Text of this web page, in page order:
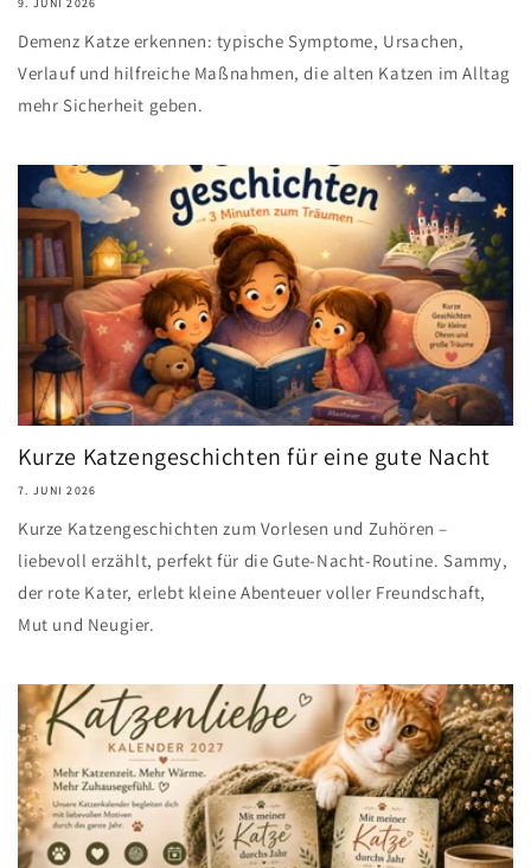
Demenz Katze erkennen: typische Symptome, Ursachen,
Verlauf und hilfreiche Maßnahmen, die alten Katzen im Alltag
mehr Sicherheit geben.
Kurze Katzengeschichten für eine gute Nacht
7. JUNI 2026
Kurze Katzengeschichten zum Vorlesen und Zuhören –
liebevoll erzählt, perfekt für die Gute-Nacht-Routine. Sammy,
der rote Kater, erlebt kleine Abenteuer voller Freundschaft,
Mut und Neugier.